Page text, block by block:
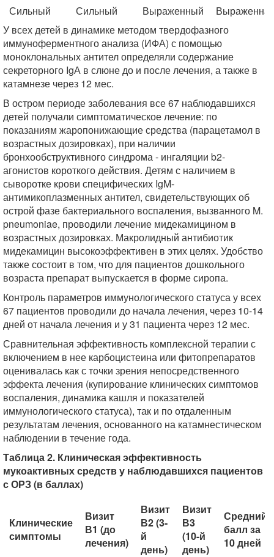
Сильный
Сильный Выраженный
У всех детей в динамике методом твердофазного
иммуноферментного анализа (ИФА) с помощью
моноклональных антител определяли содержание
секреторного IgА в слюне до и после лечения, а также в
катамнезе через 12 мес.
В остром периоде заболевания все 67 наблюдавшихся
детей получали симптоматическое лечение: по
показаниям жаропонижающие средства (парацетамол в
возрастных дозировках), при наличии
бронхообструктивного синдрома - ингаляции b2-
агонистов короткого действия. Детям с наличием в
сыворотке крови специфических IgM-
антимикоплазменных антител, свидетельствующих об
острой фазе бактериального воспаления, вызванного M.
pneumoniae, проводили лечение мидекамицином в
возрастных дозировках. Макролидный антибиотик
мидекамицин высокоэффективен в этих целях. Удобство
также состоит в том, что для пациентов дошкольного
возраста препарат выпускается в форме сиропа.
Контроль параметров иммунологического статуса у всех
67 пациентов проводили до начала лечения, через 10-14
дней от начала лечения и у 31 пациента через 12 мес.
Сравнительная эффективность комплексной терапии с
включением в нее карбоцистеина или фитопрепаратов
оценивалась как с точки зрения непосредственного
эффекта лечения (купирование клинических симптомов
воспаления, динамика кашля и показателей
иммунологического статуса), так и по отдаленным
результатам лечения, основанного на катамнестическом
наблюдении в течение года.
Таблица 2. Клиническая эффективность
мукоактивных средств у наблюдавшихся пациентов
с ОРЗ (в баллах)
Клинические
симптомы
Визит
В1 (до
лечения)
Визит
В2 (3-
й
день)
Визит
В3
(10-й
день)
Средний
балл за
10 дней